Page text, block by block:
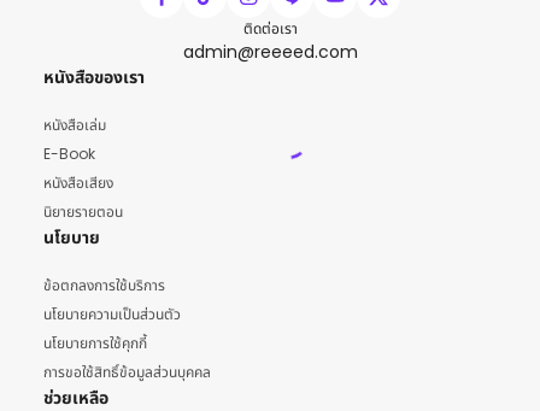
ติดต่อเรา
admin@reeeed.com
หนังสือของเรา
หนังสือเล่ม
E-Book
หนังสือเสียง
นิยายรายตอน
นโยบาย
ข้อตกลงการใช้บริการ
นโยบายความเป็นส่วนตัว
นโยบายการใช้คุกกี้
การขอใช้สิทธิ์ข้อมูลส่วนบุคคล
ช่วยเหลือ